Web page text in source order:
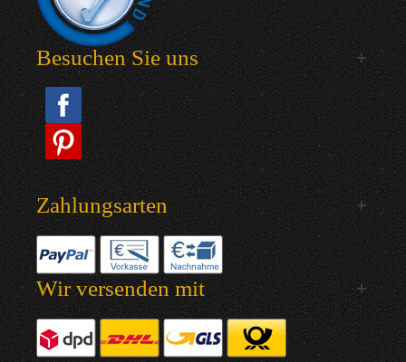
Besuchen Sie uns
Zahlungsarten
Wir versenden mit